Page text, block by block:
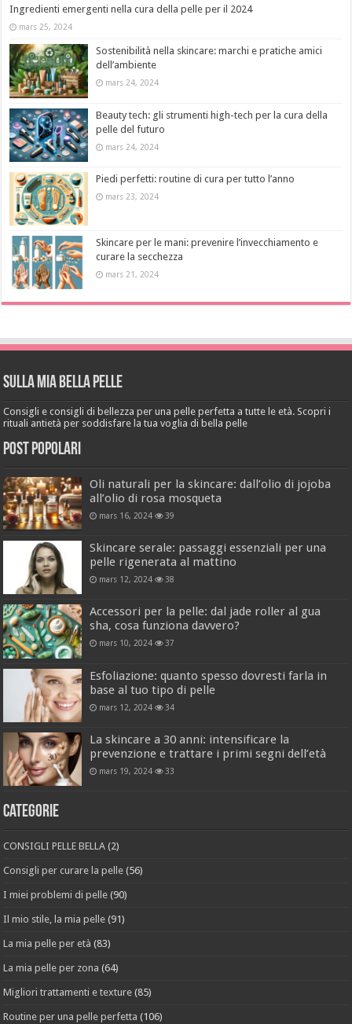
Ingredienti emergenti nella cura della pelle per il 2024
mars 25, 2024
Sostenibilità nella skincare: marchi e pratiche amici
dell’ambiente
mars 24, 2024
Beauty tech: gli strumenti high-tech per la cura della
pelle del futuro
mars 24, 2024
Piedi perfetti: routine di cura per tutto l’anno
mars 23, 2024
Skincare per le mani: prevenire l’invecchiamento e
curare la secchezza
mars 21, 2024
Sulla mia bella pelle
Consigli e consigli di bellezza per una pelle perfetta a tutte le età. Scopri i
rituali antietà per soddisfare la tua voglia di bella pelle
Post popolari
Oli naturali per la skincare: dall’olio di jojoba
all’olio di rosa mosqueta
mars 16, 2024 39
Skincare serale: passaggi essenziali per una
pelle rigenerata al mattino
mars 12, 2024 38
Accessori per la pelle: dal jade roller al gua
sha, cosa funziona davvero?
mars 10, 2024 37
Esfoliazione: quanto spesso dovresti farla in
base al tuo tipo di pelle
mars 12, 2024 34
La skincare a 30 anni: intensificare la
prevenzione e trattare i primi segni dell’età
mars 19, 2024 33
Categorie
CONSIGLI PELLE BELLA (2)
Consigli per curare la pelle (56)
I miei problemi di pelle (90)
Il mio stile, la mia pelle (91)
La mia pelle per età (83)
La mia pelle per zona (64)
Migliori trattamenti e texture (85)
Routine per una pelle perfetta (106)